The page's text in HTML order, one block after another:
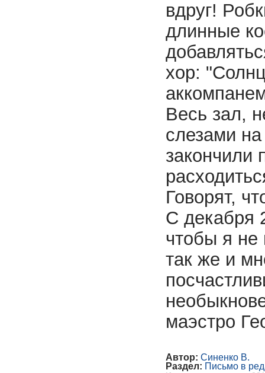
вдруг!
длинные
хор:
Весь зал,
слезами
закончили
Говорят,
С декабря
чтобы я не
так же и
маэстро
Автор: Синенко В.
Раздел: Письмо в